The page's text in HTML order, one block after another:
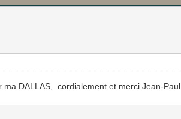
ma DALLAS, cordialement et merci Jean-Paul